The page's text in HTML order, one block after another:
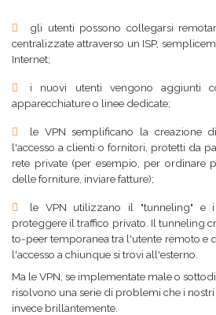
gli utenti possono collegarsi
centralizzate attraverso un ISP,
Internet;
i nuovi utenti vengono aggiunti
apparecchiature o linee dedicate;
le VPN semplificano la creazione
l'accesso a clienti o fornitori, protetti da
rete private (per esempio, per ordinare
delle forniture, inviare fatture);
le VPN utilizzano il "tunneling" e
proteggere il traffico privato. Il tunneling
to-peer temporanea tra l'utente remoto e
l'accesso a chiunque si trovi all'esterno.
Ma le VPN, se implementate male o
risolvono una serie di problemi che i
invece brillantemente.